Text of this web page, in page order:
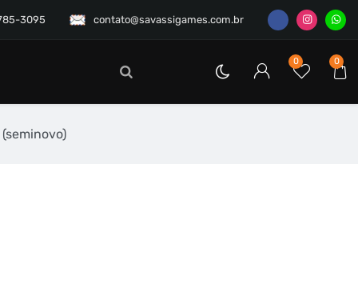
contato@savassigames.com.br
3095
0
0